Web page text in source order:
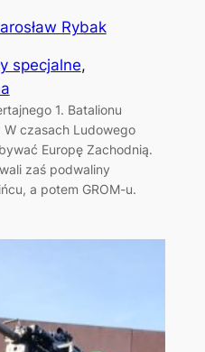
Rybak
specjalne
1. Batalionu
czasach Ludowego
Europę Zachodnią.
zaś podwaliny
a potem GROM-u.